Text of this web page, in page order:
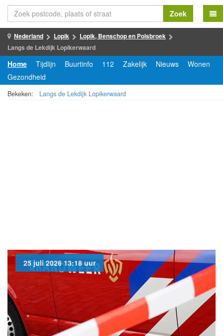
Zoek
Nederland Lopik
Lopik, Benschop en Polsbroek
Langs de Lekdijk Lopikerwaard
Home Tijdlijn Buurtinfo 112 Zakelijk Nieuws
Wonen
Gezondheid
Bekeken: Langs de Lekdijk Lopikerwaard
25 juli 2026 13:18 uur